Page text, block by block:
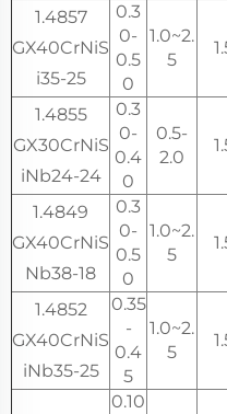
1.4857
GX40CrNiS
i35-25
0.3
0-
0.5
0
1.0~2.
5
1.4855
GX30CrNiS
iNb24-24
0.3
0-
0.4
0
0.5-
2.0
1.4849
GX40CrNiS
Nb38-18
0.3
0-
0.5
0
1.0~2.
5
1.4852
GX40CrNiS
iNb35-25
0.35
-
0.4
5
1.0~2.
5
0.10